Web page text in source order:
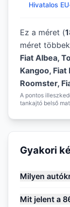
Hivatalos
Ez a méret (
méret
Fiat Albea,
Kangoo, Fiat
Roomster,
A pontos
tankajtó belső
Gyakori
Milyen
Mit jelent a